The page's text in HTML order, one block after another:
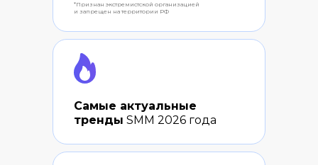
*Признан экстремистской организацией
и запрещен на территории РФ
Самые актуальные
тренды SMM 2026 года